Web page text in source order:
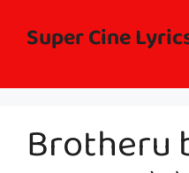
contentSuper Cine